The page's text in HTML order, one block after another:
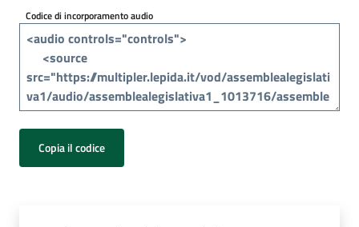
Per
cittadini
Codice di incorporamento audio
Copia il codice